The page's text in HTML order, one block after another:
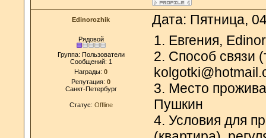
Edinorozhik Дата: Пятница,
Рядовой
Группа: Пользователи
Сообщений: 1
Награды: 0
Репутация: 0
Санкт-Петербург
Статус: Offline
1. Евгения,
2. Способ связи
3. Место
Пушкин
4. Условия для